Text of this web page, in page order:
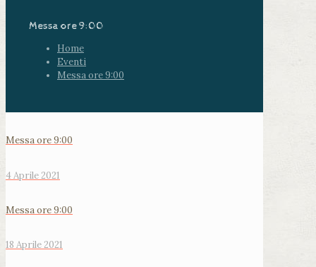
Messa ore 9:00
Home
Eventi
Messa ore 9:00
Messa ore 9:00
4 Aprile 2021
Messa ore 9:00
18 Aprile 2021